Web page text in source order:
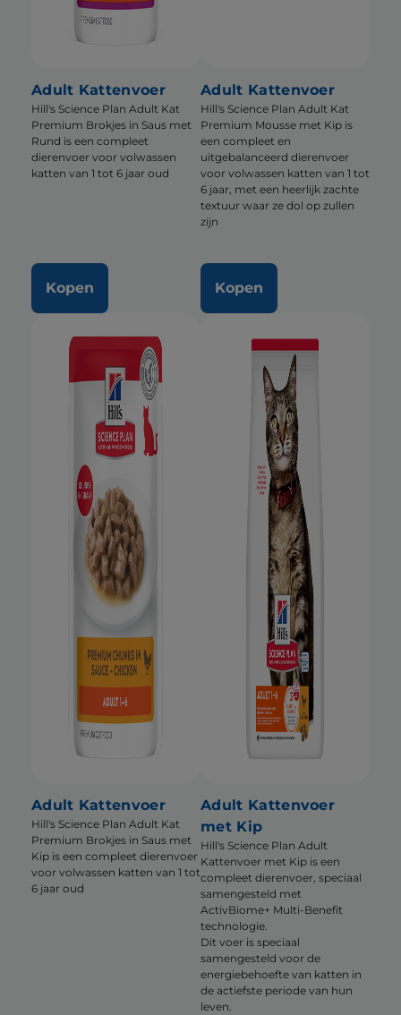
Adult Kattenvoer
Hill's Science Plan Adult Kat
Premium Brokjes in Saus met
Rund is een compleet
dierenvoer voor volwassen
katten van 1 tot 6 jaar oud
Kopen
Adult Kattenvoer
Hill's Science Plan Adult Kat
Premium Mousse met Kip is
een compleet en
uitgebalanceerd dierenvoer
voor volwassen katten van 1 tot
6 jaar, met een heerlijk zachte
textuur waar ze dol op zullen
zijn
Kopen
Adult Kattenvoer
Hill's Science Plan Adult Kat
Premium Brokjes in Saus met
Kip is een compleet dierenvoer
voor volwassen katten van 1 tot
6 jaar oud
Adult Kattenvoer
met Kip
Hill's Science Plan Adult
Kattenvoer met Kip is een
compleet dierenvoer, speciaal
samengesteld met
ActivBiome+ Multi-Benefit
technologie.
Dit voer is speciaal
samengesteld voor de
energiebehoefte van katten in
de actiefste periode van hun
leven.